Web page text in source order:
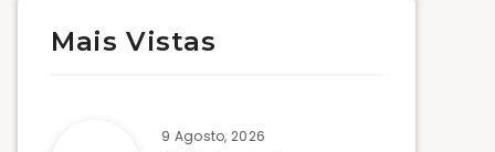
Mais Vistas
9 Agosto, 2026